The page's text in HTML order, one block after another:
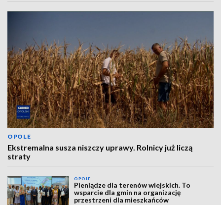
OPOLE
Ekstremalna susza niszczy uprawy. Rolnicy już liczą
straty
OPOLE
Pieniądze dla terenów wiejskich. To
wsparcie dla gmin na organizację
przestrzeni dla mieszkańców